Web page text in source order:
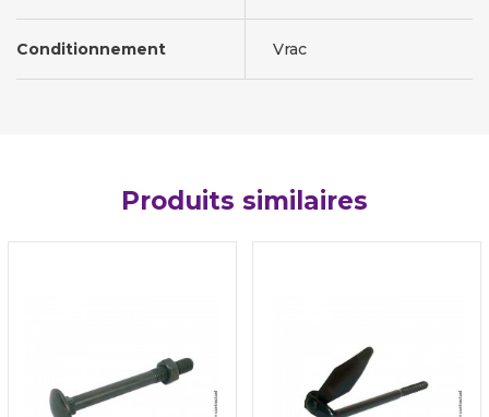
Conditionnement Vrac
Produits similaires